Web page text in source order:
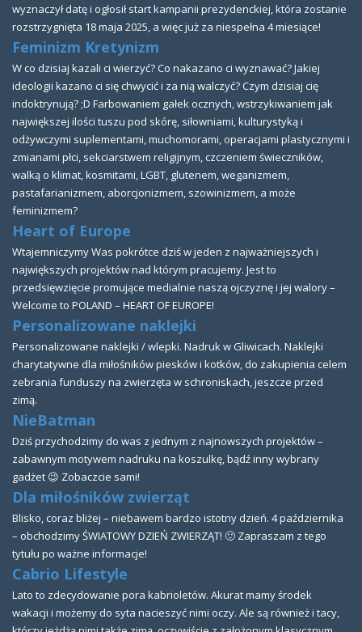
wyznaczył datę i ogłosił start kampanii prezydenckiej, która zostanie
rozstrzygnięta 18 maja 2025, a więc już za niespełna 4 miesiące!
Feminizm Kretynizm
W co dzisiaj kazali ci wierzyć? Co nakazano ci wyznawać? Jakiej
ideologii kazano ci się chwycić i za nią walczyć? Czym dzisiaj cię
indoktrynują? ;D Farbowaniem gałek ocznych, wstrzykiwaniem jak
największej ilości tuszu pod skórę, siłowniami, kulturystyką i
odżywczymi suplementami, muchomorami, operacjami plastycznymi i
zmianami płci, sekciarstwem religijnym, czczeniem świeczników,
walką o klimat, kosmitami, LGBT, glutenem, weganizmem,
pastafarianizmem, aborcjonizmem, szowinizmem, a może
feminizmem?
Heart of Europe
Wtajemniczymy Was pokrótce dziś w jeden z najważniejszych i
największych projektów nad którym pracujemy. Jest to
przedsięwzięcie promujące medialnie naszą ojczyznę i jej walory –
Welcome to POLAND – HEART OF EUROPE!
Personalizowane naklejki
Personalizowane naklejki / wlepki. Nadruk w Gliwicach. Naklejki
charytatywne dla miłośników piesków i kotków, do zakupienia celem
zebrania funduszy na zwierzęta w schroniskach, jeszcze przed
zimą.
NieBatman
Dziś przychodzimy do was z jednym z najnowszych projektów –
zabawnym motywem nadruku na koszulkę, bądź inny wybrany
gadżet 😉 Zobaczcie sami!
Dla miłośników zwierząt
Blisko, coraz bliżej – niebawem bardzo istotny dzień. 4 października
– obchodzimy ŚWIATOWY DZIEŃ ZWIERZĄT! 🙂 Zapraszam z tego
tytułu po ważne informacje!
Cabrio Lifestyle
Lato to zdecydowanie pora kabrioletów. Akurat mamy środek
wakacji i możemy do syta nacieszyć nimi oczy. Ale są również i tacy,